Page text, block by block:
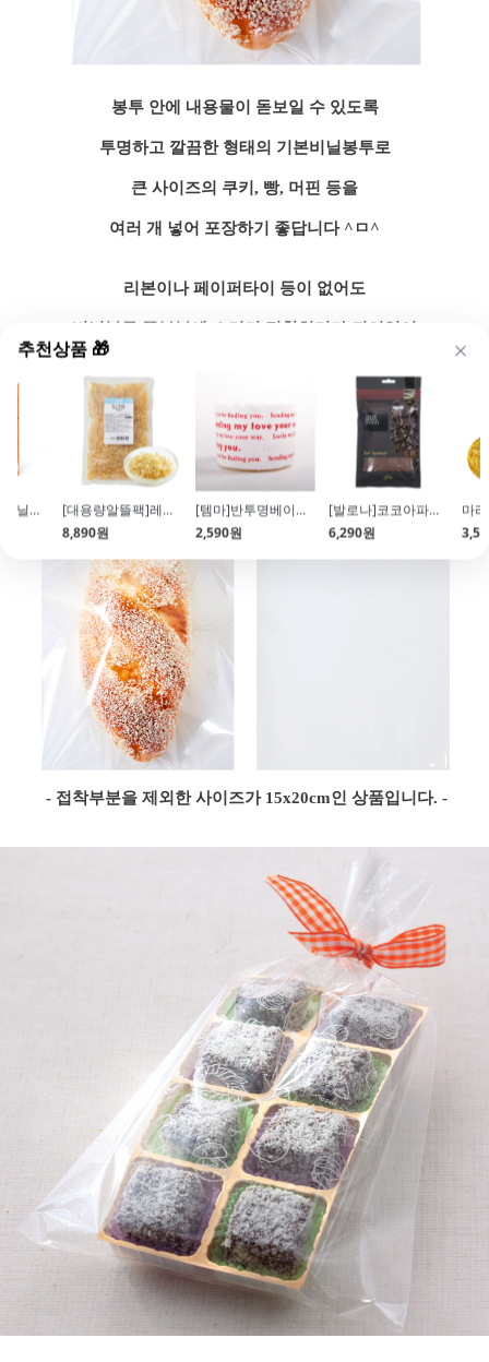
추천상품 🎁
[브레드가든]바닐라푸딩믹스(150g)
[대용량알뜰팩]레몬필(Lemon Peel\/430g)
8,890원
[템마]반투명베이킹컵(레터링\/CK37\/8개\/59xH45)
2,590원
[발로나]코코아파우더(80g)
6,290원
봉투 안에 내용물이 돋보일 수 있도록
투명하고 깔끔한 형태의 기본비닐봉투로
큰 사이즈의 쿠키, 빵, 머핀 등을
여러 개 넣어 포장하기 좋답니다 ^ㅁ^
리본이나 페이퍼타이 등이 없어도
비닐봉투 끝부분에 스티커 접착처리가 되어있어
- 접착부분을 제외한 사이즈가 15x20cm인 상품입니다. -